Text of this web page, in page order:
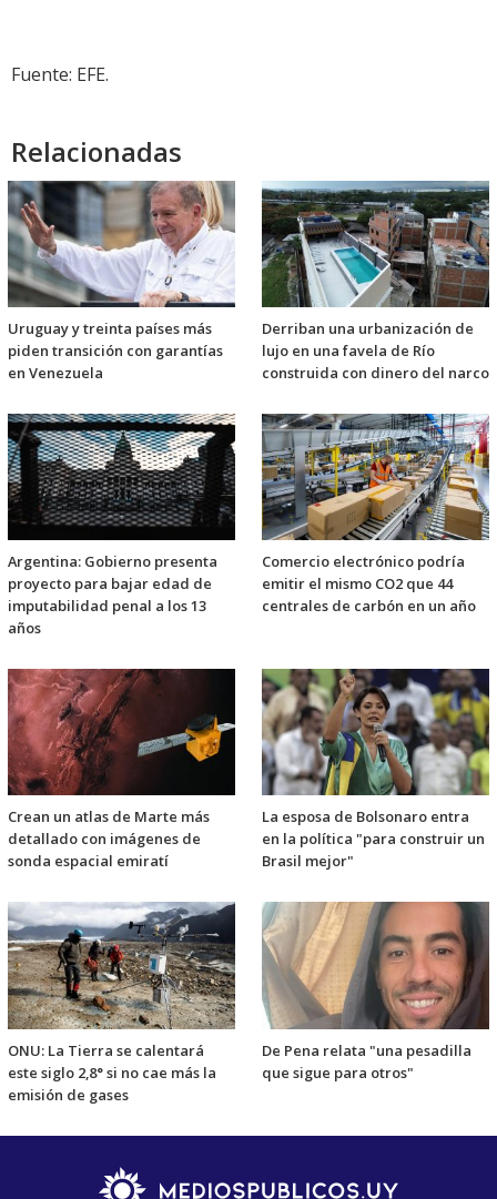
Fuente: EFE.
Relacionadas
Uruguay y treinta países más
piden transición con garantías
en Venezuela
Derriban una urbanización de
lujo en una favela de Río
construida con dinero del narco
Argentina: Gobierno presenta
proyecto para bajar edad de
imputabilidad penal a los 13
años
Comercio electrónico podría
emitir el mismo CO2 que 44
centrales de carbón en un año
Crean un atlas de Marte más
detallado con imágenes de
sonda espacial emiratí
La esposa de Bolsonaro entra
en la política "para construir un
Brasil mejor"
ONU: La Tierra se calentará
este siglo 2,8° si no cae más la
emisión de gases
De Pena relata "una pesadilla
que sigue para otros"